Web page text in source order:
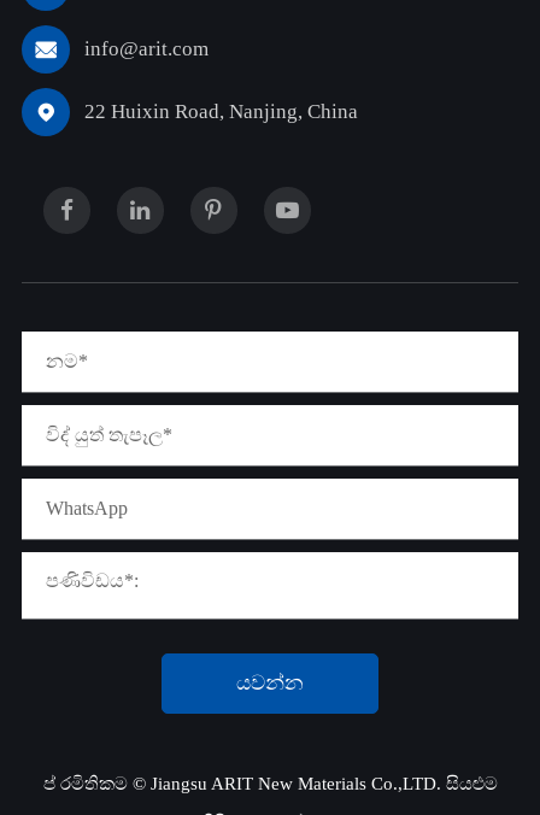
 info@arit.com
 22 Huixin Road, Nanjing, China
යවන්න
ප් රමිතිකම © Jiangsu ARIT New Materials Co.,LTD. සියළුම